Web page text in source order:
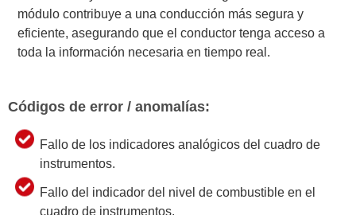
módulo contribuye a una conducción más segura y
eficiente, asegurando que el conductor tenga acceso a
toda la información necesaria en tiempo real.
Códigos de error / anomalías:
Fallo de los indicadores analógicos del cuadro de
instrumentos.
Fallo del indicador del nivel de combustible en el
cuadro de instrumentos.